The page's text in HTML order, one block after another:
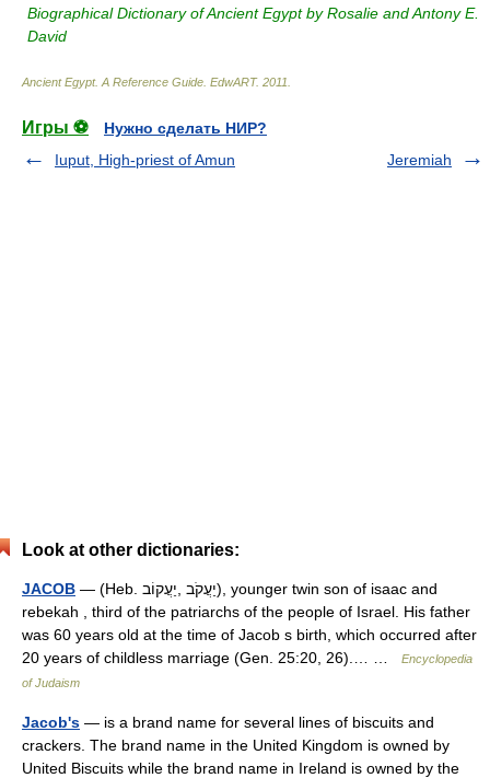
Biographical Dictionary of Ancient Egypt by Rosalie and Antony E.
David
Ancient Egypt. A Reference Guide EdwART. 2011
Игры ⚽
Нужно сделать НИР?
Iuput, High-priest of Amun
Jeremiah
Look at other dictionaries:
JACOB — (Heb. יַעֲקֹב ,יַעֲקוֹב), younger twin son of isaac and
rebekah , third of the patriarchs of the people of Israel. His father
was 60 years old at the time of Jacob s birth, which occurred after
20 years of childless marriage (Gen. 25:20, 26).… …
Encyclopedia
of Judaism
Jacob's — is a brand name for several lines of biscuits and
crackers. The brand name in the United Kingdom is owned by
United Biscuits while the brand name in Ireland is owned by the